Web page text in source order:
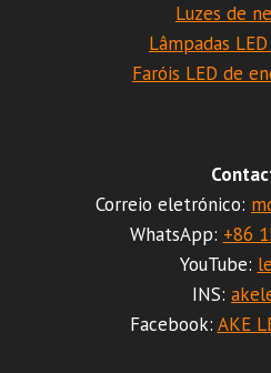
Luzes de
Lâmpadas
Faróis LED de
Correio eletrónico:
WhatsApp: +86
YouTube:
INS:
Facebook: AKE